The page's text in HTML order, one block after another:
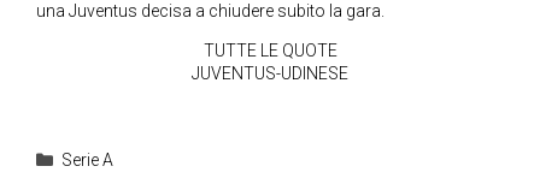
una Juventus decisa a chiudere subito la gara.
TUTTE LE QUOTE
JUVENTUS-UDINESE
Categorie
Serie A